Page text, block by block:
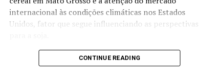
segundo lugar no ranking de fabricação de
combustível limpo no país, ficando atrás apenas do
Adoção da gasolina E32 e
internacional às condições climáticas nos Estados
Unidos, fator que segue influenciando as perspectivas
No caso da soja, o Imea ressalta que as altas
temperaturas registradas nas últimas semanas nos
CONTINUE READING